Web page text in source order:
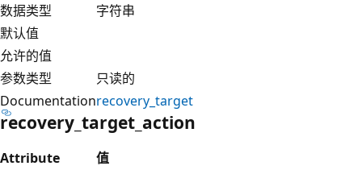
数据类型
字符串
默认值
允许的值
参数类型
只读的
Documentationrecovery_target
recovery_target_action
Attribute
值